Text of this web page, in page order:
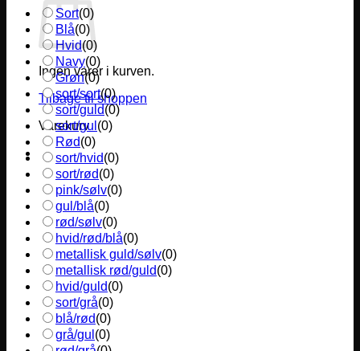
Ingen varer i kurven.
Tilbage til shoppen
Varekurv
Sort(0)
Blå(0)
Hvid(0)
Navy(0)
Grøn(0)
sort/sort(0)
sort/guld(0)
sort/gul (0)
Rød(0)
sort/hvid(0)
sort/rød(0)
pink/sølv(0)
gul/blå(0)
rød/sølv(0)
hvid/rød/blå(0)
metallisk guld/sølv(0)
metallisk rød/guld(0)
hvid/guld(0)
sort/grå(0)
blå/rød(0)
grå/gul (0)